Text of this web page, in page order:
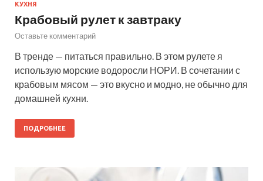
КУХНЯ
Крабовый рулет к завтраку
Оставьте комментарий
В тренде — питаться правильно. В этом рулете я
использую морские водоросли НОРИ. В сочетании с
крабовым мясом — это вкусно и модно, не обычно для
домашней кухни.
ПОДРОБНЕЕ